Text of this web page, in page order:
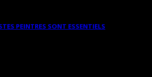
PEINTRES SONT ESSENTIELS